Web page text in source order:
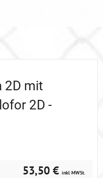
2D mit
2D -
53,50 € inkl MWSt.